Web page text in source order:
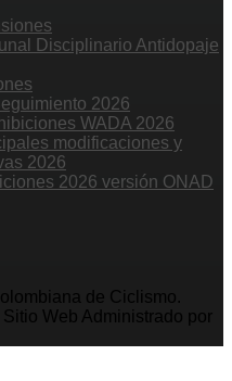
Disciplinario Antidopaje
2026
WADA 2026
modificaciones y
2026
2026 versión ONAD
de Ciclismo.
Web Administrado por